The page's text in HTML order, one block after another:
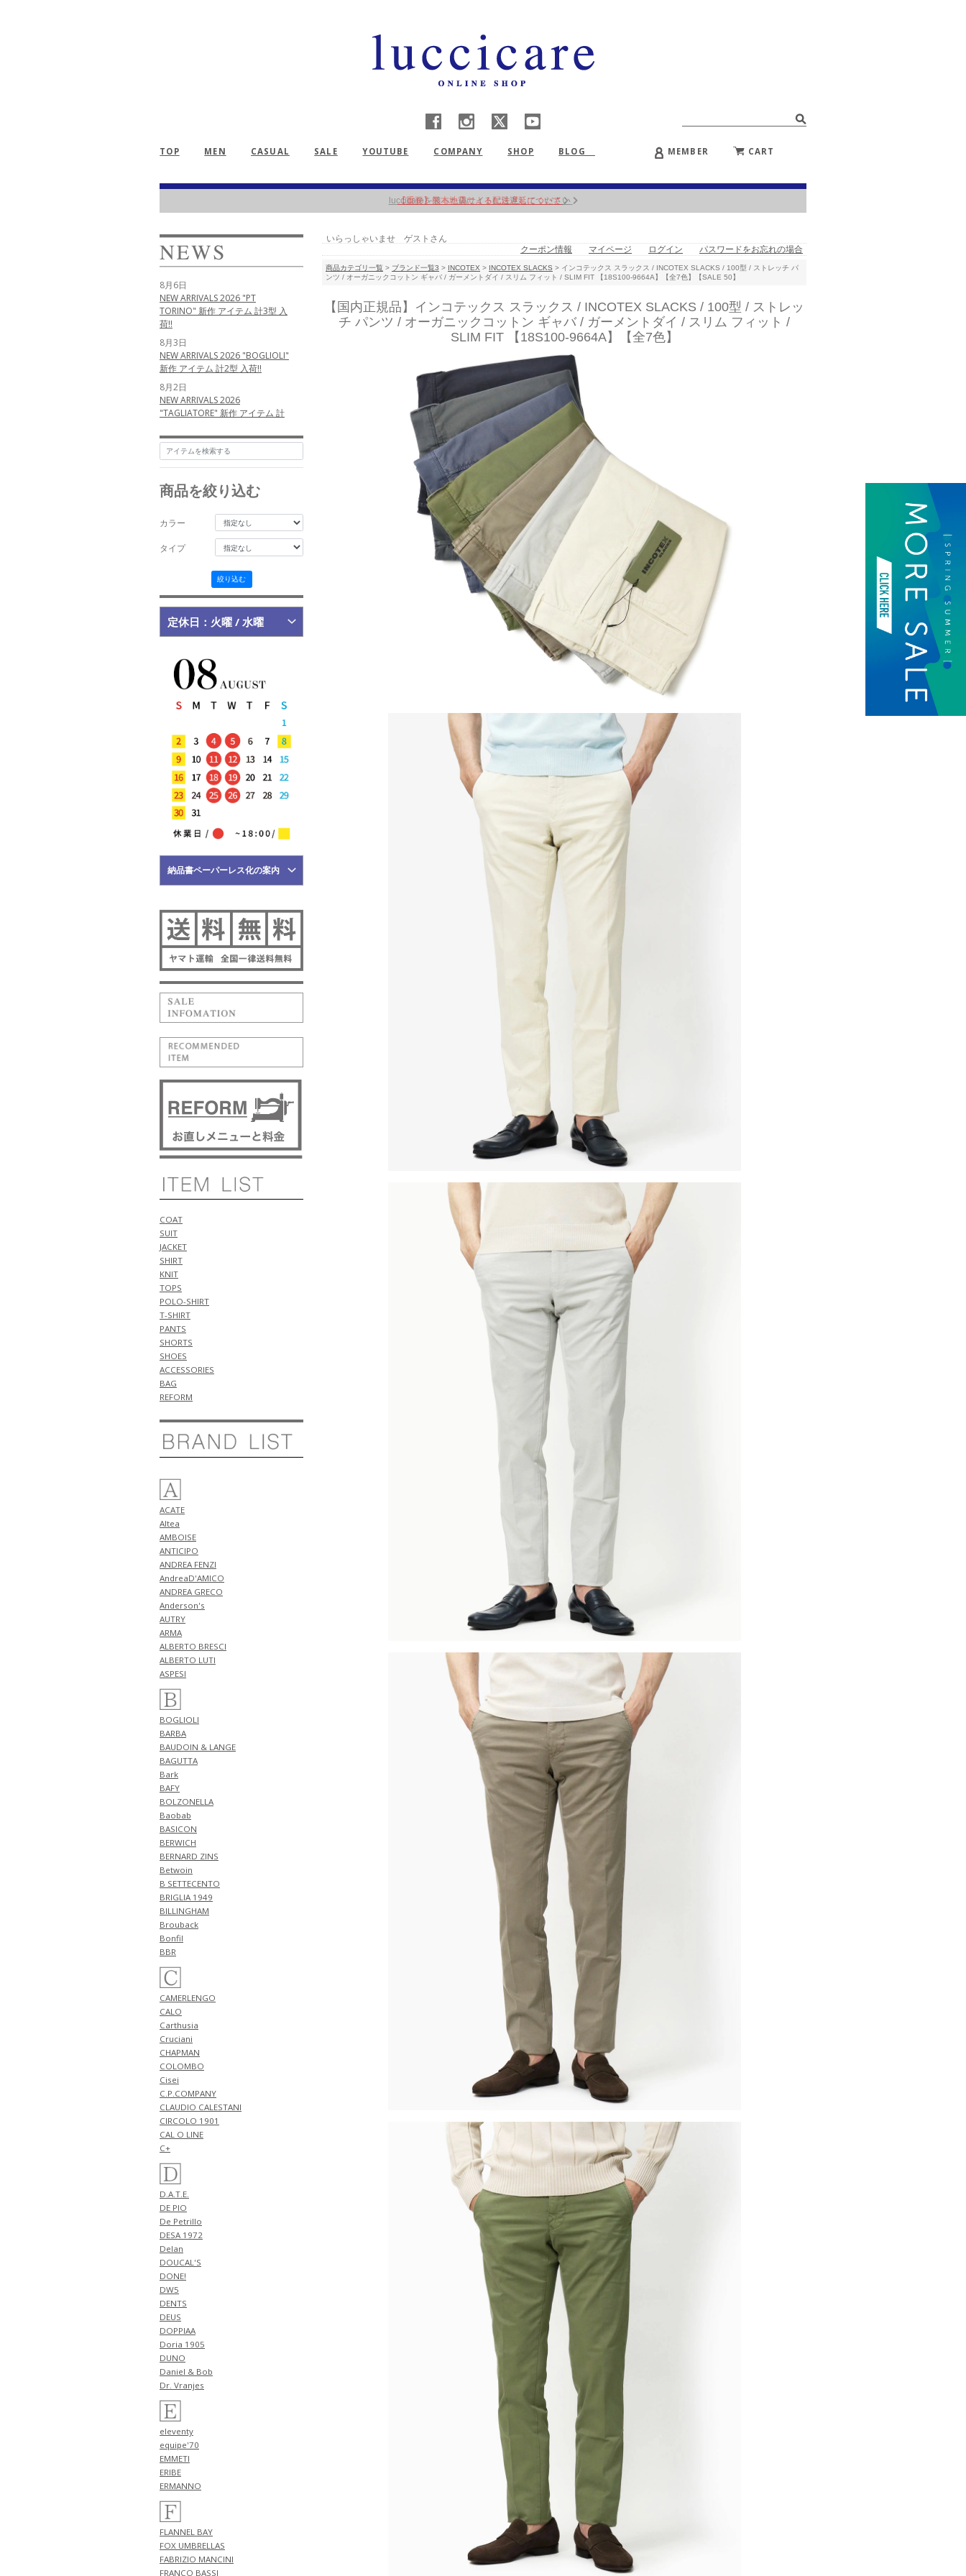
TOP MEN CASUAL SALE YOUTUBE COMPANY SHOP BLOG MEMBER CART
【重要】熊本地震による配送遅延について
8月6日
NEW ARRIVALS 2026 "PT
TORINO" 新作 アイテム 計3型 入
荷!!
8月3日
NEW ARRIVALS 2026 "BOGLIOLI"
新作 アイテム 計2型 入荷!!
8月2日
NEW ARRIVALS 2026
"TAGLIATORE" 新作 アイテム 計
6月12日
NEW ARRIVALS 2026 "nomiamo"
新作 アイテム 計1型 入荷!!
5月25日
NEW ARRIVALS 2026
"MESSYWEEKEND" 新作 アイテム
計3型 入荷!!
5月24日
NEW ARRIVALS 2026
"MESSYWEEKEND" 新作 アイテム
5月23日
NEW ARRIVALS 2026 "MAURO
de BARI" 新作 アイテム 計3型 入
5月22日
NEW ARRIVALS 2026 "Tintoria
Mattei" 新作 アイテム 計2型 入
NEW ARRIVALS 2026 "BRIGLIA
1949" 新作 アイテム 計3型 入荷!!
5月18日
NEW ARRIVALS 2026 "HERNO"
新作 アイテム 計2型 入荷!!
5月17日
NEW ARRIVALS 2026 "FILIPPO DE
LAURENTIIS" 新作 アイテム 計2
5月16日
NEW ARRIVALS 2026 "YANUK" 新
5月15日
NEW ARRIVALS 2026 "BRIGLIA
1949" 新作 アイテム 計1型 入荷!!
NEW ARRIVALS 2026
"giabsarchivio" 新作 アイテム 計
1型 入荷!!
5月14日
NEW ARRIVALS 2026 "PT
TORINO" 新作 アイテム 計2型 入
NEW ARRIVALS 2026 "BERWICH"
新作 アイテム 計1型 入荷!!
5月11日
NEW ARRIVALS 2026 "WILLIAM"
新作 アイテム 計1型 入荷!!
NEW ARRIVALS 2026 "luccicare
ORIGINAL" 新作 アイテム 計1型
入荷!!
NEW ARRIVALS 2026 "ALBERTO
荷!!
5月10日
新作 アイテム 計1型 入荷!!
NEW ARRIVALS 2026 "ANTICIPO"
新作 アイテム 計2型 入荷!!
5月9日
NEW ARRIVALS 2026 "FIGARET"
新作 アイテム 計2型 入荷!!
5月6日
NEW ARRIVALS 2026 "ANTICIPO"
新作 アイテム 計3型 入荷!!
5月5日
NEW ARRIVALS 2026 "HENRO"
新作 アイテム 計3型 入荷!!
5月4日
5月3日
NEW ARRIVALS 2026
型 入荷!!
5月2日
NEW ARRIVALS 2026 "Tintoria
Mattei" 新作 アイテム 計1型 入
荷!!
NEW ARRIVALS 2026 "ANTICIPO"
新作 アイテム 計2型 入荷!!
5月1日
NEW ARRIVALS 2026 "BERWICH"
新作 アイテム 計2型 入荷!!
NEW ARRIVALS 2026 "GUY
ROVER" 新作 アイテム 計1型 入
荷!!
4月30日
LAURENTIIS" 新作 アイテム 計3
型 入荷!!
4月27日
NEW ARRIVALS 2026 "finjack" 新
作 アイテム 計2型 入荷!!
NEW ARRIVALS 2026
"TAGLIATORE" 新作 アイテム 計
1型 入荷!!
NEW ARRIVALS 2026 "giannetto"
新作 アイテム 計1型 入荷!!
4月26日
NEW ARRIVALS 2026
"GRANSASSO" 新作 アイテム 計3
型 入荷!!
4月25日
NEW ARRIVALS 2026
"FERRANTE" 新作 アイテム 計2型
入荷!!
NEW ARRIVALS 2026
2型 入荷!!
4月24日
NEW ARRIVALS 2026 "FILIPPO DE
LAURENTIIS" 新作 アイテム 計3
型 入荷!!
4月23日
NEW ARRIVALS 2026 "BERWICH"
新作 アイテム 計2型 入荷!!
NEW ARRIVALS 2026 "BRIGLIA
1949" 新作 アイテム 計1型 入荷!!
4月20日
NEW ARRIVALS 2026 "JOHN
SMEDLEY" 新作 アイテム 計3型
4月19日
NEW ARRIVALS 2026 "Cisei" 新作
アイテム 計2型 入荷!!
NEW ARRIVALS 2026
"Billingham" 新作 アイテム 計3
型 入荷!!
NEW ARRIVALS 2026 "FILIPPO DE
LAURENTIIS" 新作 アイテム 計1
型 入荷!!
4月18日
NEW ARRIVALS 2026 "HERNO"
新作 アイテム 計1型 入荷!!
NEW ARRIVALS 2026 "PT
TORINO DENIM" 新作 アイテム
計1型 入荷!!
NEW ARRIVALS 2026 "BERWICH"
新作 アイテム 計1型 入荷!!
4月17日
NEW ARRIVALS 2026 "BERWICH"
新作 アイテム 計4型 入荷!!
4月16日
NEW ARRIVALS 2026 "RED
CARD" 新作 アイテム 計3型 入
荷!!
4月13日
NEW ARRIVALS 2026 "ZANONE"
新作 アイテム 計4型 入荷!!
4月12日
NEW ARRIVALS 2026 "FILIPPO DE
商品を絞り込む
カラー
タイプ
絞り込む
定休日：火曜 / 水曜
納品書ペーパーレス化の案内
COAT
SUIT
JACKET
SHIRT
KNIT
TOPS
POLO-SHIRT
T-SHIRT
PANTS
SHORTS
SHOES
ACCESSORIES
BAG
REFORM
ACATE
Altea
AMBOISE
ANTICIPO
ANDREA FENZI
AndreaD'AMICO
ANDREA GRECO
Anderson's
AUTRY
ARMA
ALBERTO BRESCI
ALBERTO LUTI
ASPESI
BOGLIOLI
BARBA
BAUDOIN & LANGE
BAGUTTA
Bark
BAFY
BOLZONELLA
Baobab
BASICON
BERWICH
BERNARD ZINS
Betwoin
B SETTECENTO
BRIGLIA 1949
BILLINGHAM
Brouback
Bonfil
BBR
CAMERLENGO
CALO
Carthusia
Cruciani
CHAPMAN
COLOMBO
Cisei
C.P.COMPANY
CLAUDIO CALESTANI
CIRCOLO 1901
CAL O LINE
C+
D.A.T.E.
DE PIO
De Petrillo
DESA 1972
Delan
DOUCAL'S
DONE!
DW5
DENTS
DEUS
DOPPIAA
Doria 1905
DUNO
Daniel & Bob
Dr. Vranjes
eleventy
equipe'70
EMMETI
ERIBE
ERMANNO
FLANNEL BAY
FOX UMBRELLAS
FABRIZIO MANCINI
FRANCO BASSI
いらっしゃいませ ゲストさん
クーポン情報
マイページ ログイン パスワードをお忘れの場合
商品カテゴリ一覧 > ブランド一覧3 > INCOTEX > INCOTEX SLACKS > インコテックス スラックス / INCOTEX SLACKS / 100型 / ストレッチ パ
ンツ / オーガニックコットン ギャバ / ガーメントダイ / スリム フィット / SLIM FIT 【18S100-9664A】【全7色】【SALE 50】
【国内正規品】インコテックス スラックス / INCOTEX SLACKS / 100型 / ストレッ
チ パンツ / オーガニックコットン ギャバ / ガーメントダイ / スリム フィット /
SLIM FIT 【18S100-9664A】【全7色】